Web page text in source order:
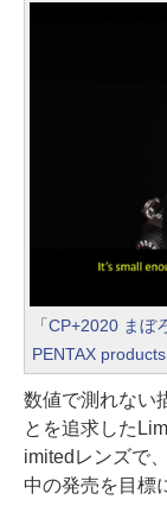
「CP+2020 まぼ
PENTAX
数値で測れない
とを追求した
imitedレンズで
中の発売を目標